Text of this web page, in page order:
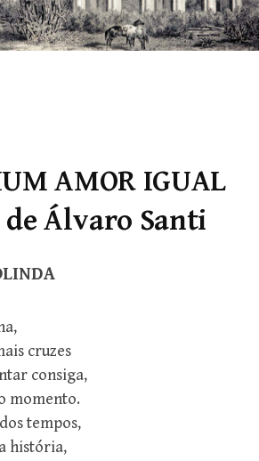
AMOR IGUAL
de Álvaro Santi
cruzes
consiga,
momento.
tempos,
história,